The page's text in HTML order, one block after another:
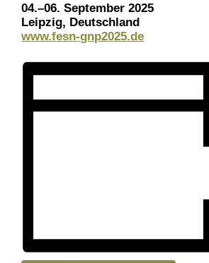
04.–06. September 2025
Leipzig, Deutschland
www.fesn-gnp2025.de